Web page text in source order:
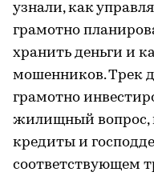
узнали, как
грамотно
хранить деньги и
мошенников. Трек
грамотно
жилищный вопрос,
кредиты и
соответствующем